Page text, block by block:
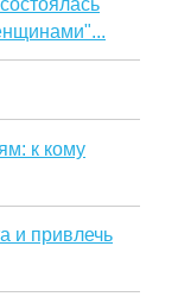
к кому
и привлечь